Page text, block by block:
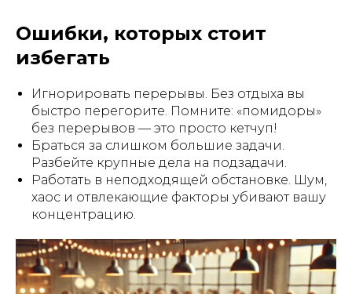
Ошибки, которых стоит
избегать
Игнорировать перерывы. Без отдыха вы
быстро перегорите. Помните: «помидоры»
без перерывов — это просто кетчуп!
Браться за слишком большие задачи.
Разбейте крупные дела на подзадачи.
Работать в неподходящей обстановке. Шум,
хаос и отвлекающие факторы убивают вашу
концентрацию.